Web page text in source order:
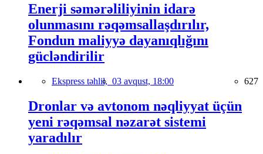
Enerji səmərəliliyinin idarə
olunmasını rəqəmsallaşdırılır,
Fondun maliyyə dayanıqlığını
gücləndirilir
Ekspress təhlil, 03 avqust, 18:00 627
Dronlar və avtonom nəqliyyat üçün
yeni rəqəmsal nəzarət sistemi
yaradılır